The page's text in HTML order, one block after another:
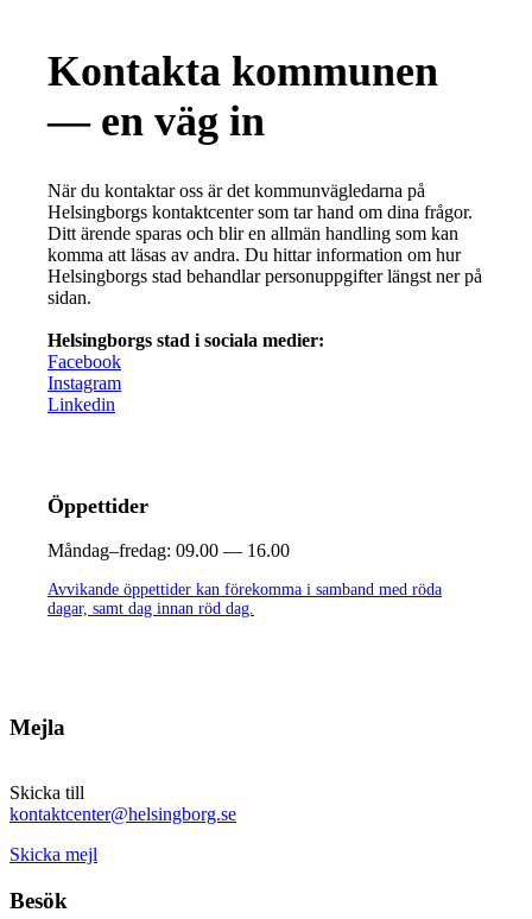
Kontakta kommunen
— en väg in
När du kontaktar oss är det kommunvägledarna på
Helsingborgs kontaktcenter som tar hand om dina frågor.
Ditt ärende sparas och blir en allmän handling som kan
komma att läsas av andra. Du hittar information om hur
Helsingborgs stad behandlar personuppgifter längst ner på
sidan.
Helsingborgs stad i sociala medier:
Facebook
Instagram
Linkedin
Öppettider
Måndag–fredag: 09.00 — 16.00
Avvikande öppettider kan förekomma i samband med röda
dagar, samt dag innan röd dag.
Mejla
Skicka till
kontaktcenter@helsingborg.se
Skicka mejl
Besök